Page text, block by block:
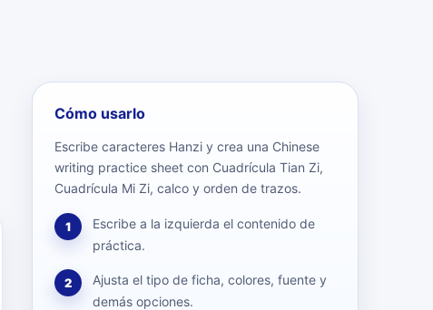
Cómo usarlo
Escribe caracteres Hanzi y crea una Chinese
writing practice sheet con Cuadrícula Tian Zi,
Cuadrícula Mi Zi, calco y orden de trazos.
1
Escribe a la izquierda el contenido de
práctica.
2
Ajusta el tipo de ficha, colores, fuente y
demás opciones.